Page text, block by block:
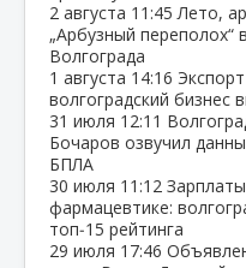
2 августа 11:45 Лето,
„Арбузный
Волгограда
1 августа 14:16
волгоградский бизнес
31 июля 12:11
Бочаров озвучил
БПЛА
30 июля 11:12
фармацевтике:
топ‑15 рейтинга
29 июля 17:46